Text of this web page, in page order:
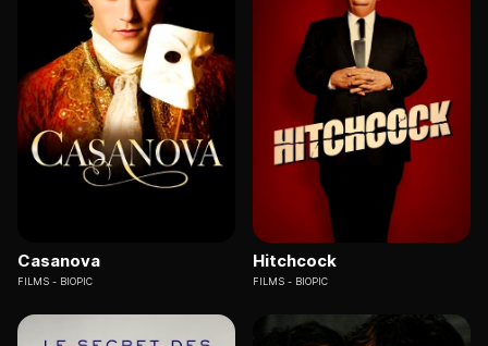
Casanova
FILMS BIOPIC
Hitchcock
FILMS BIOPIC